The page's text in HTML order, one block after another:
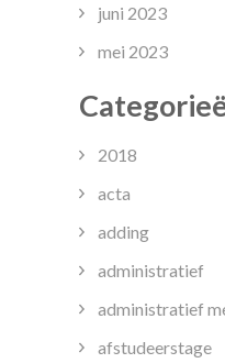
juni 2023
mei 2023
2018
acta
adding
administratief
administratief
afstudeerstage